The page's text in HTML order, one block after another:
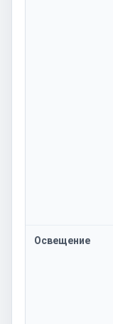
Освещение